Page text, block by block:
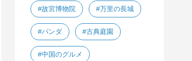
#故宮博物院 #万里の長城
#パンダ #古典庭園
#中国のグルメ